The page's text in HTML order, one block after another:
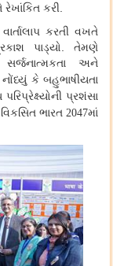
કરી.
કરતી વખતે
પાડ્યો. તેમણે
સર્જનાત્મકતા અને
કે બહુભાષીયતા
પ્રશંસા
વિકસિત ભારત 2047માં